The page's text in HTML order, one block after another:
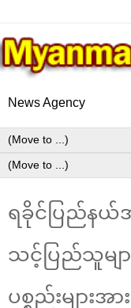
News Agency
ရခိုင်ပြည်န
သင့်ပြည်သူမျ
ပစ္စည်းများ